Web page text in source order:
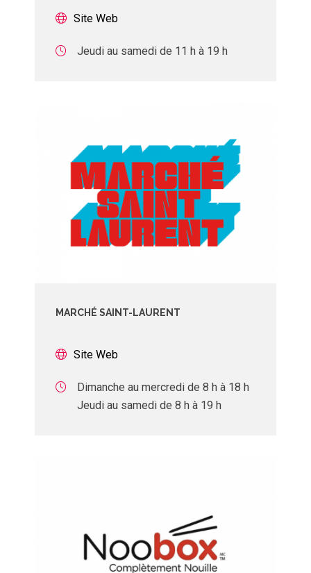
Site Web
Jeudi au samedi de 11 h à 19 h
MARCHÉ SAINT-LAURENT
Site Web
Dimanche au mercredi de 8 h à 18 h
Jeudi au samedi de 8 h à 19 h